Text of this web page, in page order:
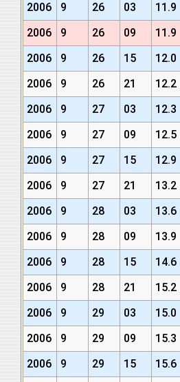
2006
9 26 03 11.9
2006
9 26 09 11.9
2006
9 26 15 12.0
2006
9 26 21 12.2
2006
9 27 03 12.3
2006
9 27 09 12.5
2006
9 27 15 12.9
2006
9 27 21 13.2
2006
9 28 03 13.6
2006
9 28 09 13.9
2006
9 28 15 14.6
2006
9 28 21 15.2
2006
9 29 03 15.0
2006
9 29 09 15.3
2006
9 29 15 15.6